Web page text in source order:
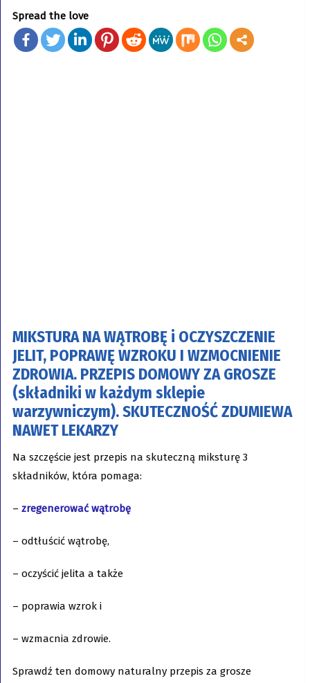
Spread the love
MIKSTURANA WĄTROBĘ i OCZYSZCZENIE
JELIT, POPRAWĘ WZROKU I WZMOCNIENIE
ZDROWIA. PRZEPIS DOMOWY ZA GROSZE
(składniki w każdym sklepie
warzywniczym). SKUTECZNOŚĆ ZDUMIEWA
NAWET LEKARZY
Na szczęście jest przepis na skuteczną miksturę 3
składników, która pomaga:
– zregenerować wątrobę
– odtłuścić wątrobę,
– oczyścić jelita a także
– poprawia wzrok i
– wzmacnia zdrowie.
Sprawdź ten domowy naturalny przepis za grosze